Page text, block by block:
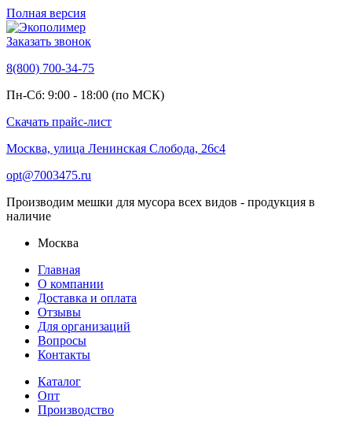
Полная версия
Заказать звонок
8(800) 700-34-75
Пн-Сб: 9:00 - 18:00 (по МСК)
Скачать прайс-лист
Москва, улица Ленинская Слобода, 26с4
opt@7003475.ru
Производим мешки для мусора всех видов - продукция в
наличие
Москва
Главная
О компании
Доставка и оплата
Отзывы
Для организаций
Вопросы
Контакты
Каталог
Опт
Производство